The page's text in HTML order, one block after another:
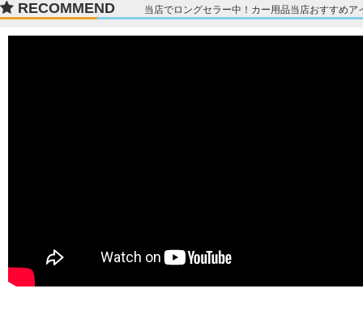
RECOMMEND 当店でロングセラー中！カー用品当店おすすめア